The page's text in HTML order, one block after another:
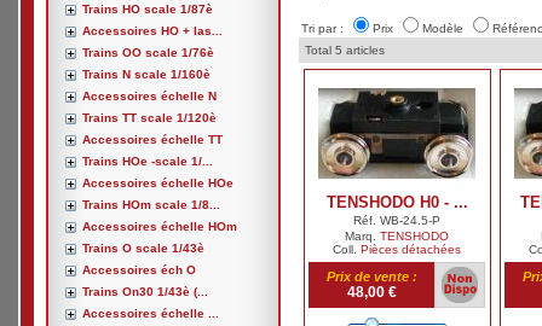
Trains HO scale 1/87è
Accessoires HO + las...
Trains OO scale 1/76è
Trains N scale 1/160è
Accessoires échelle N
Trains TT scale 1/120è
Accessoires échelle TT
Trains HOe -scale 1/...
Accessoires échelle HOe
Trains HOm scale 1/8...
Accessoires échelle HOm
Trains O scale 1/43è
Accessoires éch O
Trains On30 1/43è (...
Accessoires échelle ...
Tri par : Prix Modèle
Total 5 articles
TENSHODO H0 - ...
Réf. WB-24.5-P
Marq. TENSHODO
Coll. Pièces détachées
Prix de vente :
48,00 €